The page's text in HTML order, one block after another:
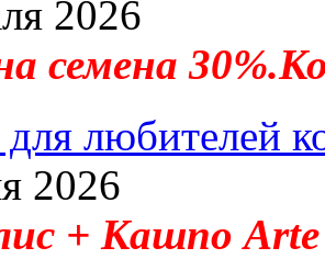
2026
семена
любителей
2026
+ Кашпо